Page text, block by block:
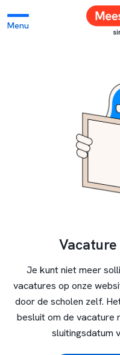
Menu
Je kunt niet meer
vacatures op onze
door de scholen zelf.
besluit om de vacature
sluitingsdatum